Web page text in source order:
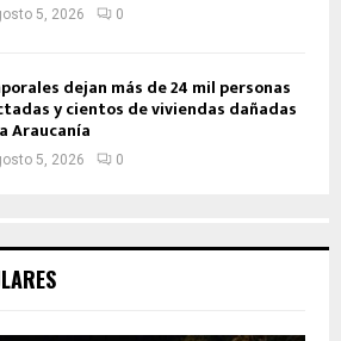
5, 2026 0
dejan más de 24 mil personas
y cientos de viviendas dañadas
Araucanía
5, 2026 0